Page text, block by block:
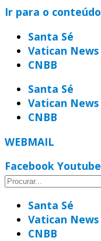
Ir para o conteúdo
Santa Sé
Vatican News
CNBB
Santa Sé
Vatican News
CNBB
WEBMAIL
Facebook Youtube
Santa Sé
Vatican News
CNBB